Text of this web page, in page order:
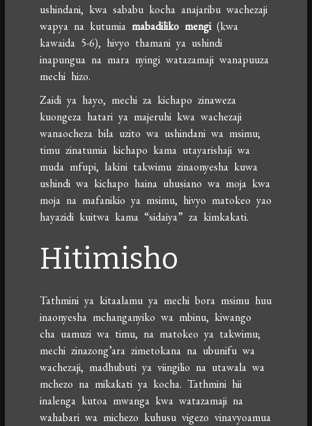
ushindani, kwa sababu kocha anajaribu wachezaji
wapya na kutumiamabadiliko mengi(kwa
kawaida 5-6), hivyo thamani ya ushindi
inapungua na mara nyingi watazamaji wanapuuza
mechi hizo.
Zaidi ya hayo, mechi za kichapo zinaweza
kuongeza hatari ya majeruhi kwa wachezaji
wanaocheza bila uzito wa ushindani wa msimu;
timu zinatumia kichapo kama utayarishaji wa
muda mfupi, lakini takwimu zinaonyesha kuwa
ushindi wa kichapo haina uhusiano wa moja kwa
moja na mafanikio ya msimu, hivyo matokeo yao
hayazidi kuitwa kama “sidaiya” za kimkakati.
Hitimisho
Tathmini ya kitaalamu ya mechi bora msimu huu
inaonyesha mchanganyiko wa mbinu, kiwango
cha uamuzi wa timu, na matokeo ya takwimu;
mechi zinazong’ara zimetokana na ubunifu wa
wachezaji, madhubuti ya viingilio na utawala wa
mchezo na mikakati ya kocha. Tathmini hii
inalenga kutoa mwanga kwa watazamaji na
wahabari wa michezo kuhusu vigezo vinavyoamua